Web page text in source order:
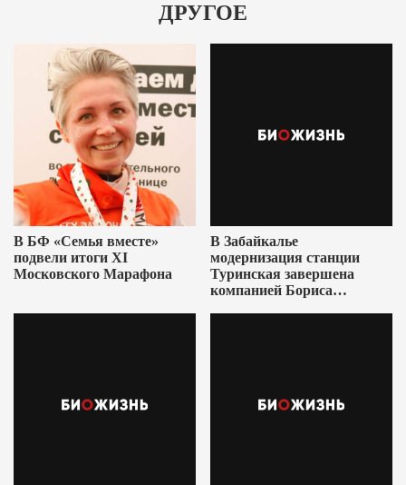
ДРУГОЕ
В БФ «Семья вместе»
подвели итоги XI
Московского Марафона
В Забайкалье
модернизация станции
Туринская завершена
компанией Бориса